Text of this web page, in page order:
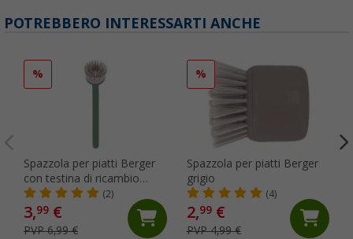
POTREBBERO INTERESSARTI ANCHE
%
Spazzola per piatti Berger
con testina di ricambio
verde
(2)
3,99 €
PVP 6,99 €
%
Spazzola per piatti Berger
grigio
(4)
2,99€
PVP 4,99 €